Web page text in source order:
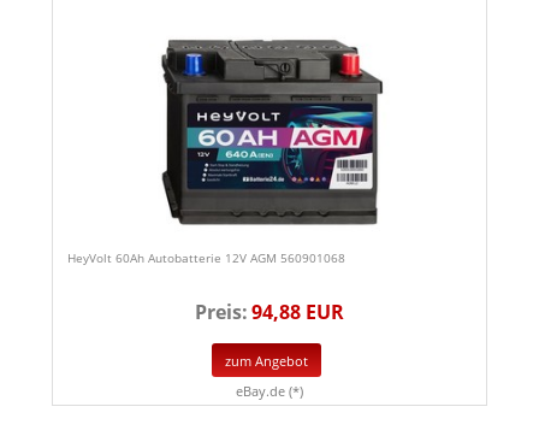
HeyVolt 60Ah Autobatterie 12V AGM 560901068
Preis:94,88 EUR
zum Angebot
eBay.de (*)